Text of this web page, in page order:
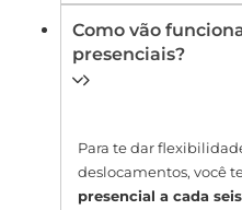
Como vão
presenciais?
Para te dar
deslocamentos, você
presencial a cada